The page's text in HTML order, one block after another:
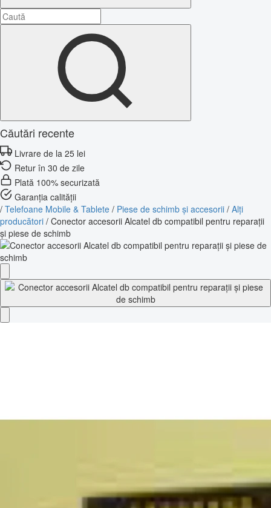
Căutări recente
Livrare de la 25 lei
Retur în 30 de zile
Plată 100% securizată
Garanția calității
/ Telefoane Mobile & Tablete / Piese de schimb și accesorii / Alți
producători / Conector accesorii Alcatel db compatibil pentru reparații
și piese de schimb